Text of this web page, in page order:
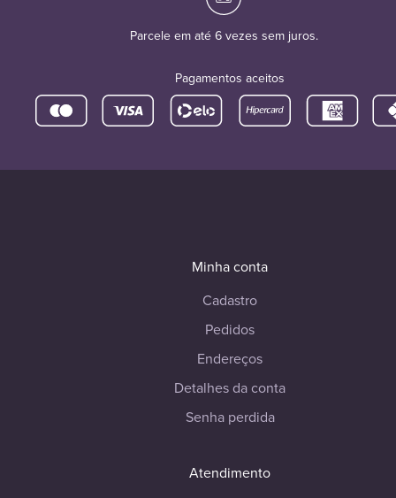
Parcele em até 6 vezes sem juros.
Pagamentos aceitos
Minha conta
Cadastro
Pedidos
Endereços
Detalhes da conta
Senha perdida
Atendimento